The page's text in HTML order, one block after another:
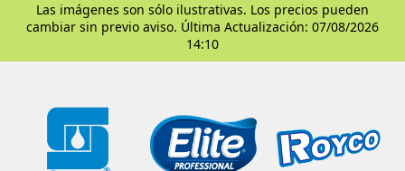
Las imágenes son sólo ilustrativas. Los precios pueden
cambiar sin previo aviso. Última Actualización: 07/08/2026
14:10